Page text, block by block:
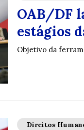
OAB/DF
estágios
Objetivo da
Direitos